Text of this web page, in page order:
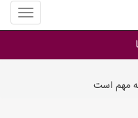
منوی
سایت
خودرو
مهم است